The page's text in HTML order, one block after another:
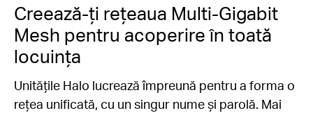
Creează-ți rețeaua Multi-Gigabit
Mesh pentru acoperire în toată
locuința
Unitățile Halo lucrează împreună pentru a forma o
rețea unificată, cu un singur nume și parolă. Mai